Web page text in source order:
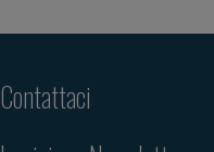
Contattaci